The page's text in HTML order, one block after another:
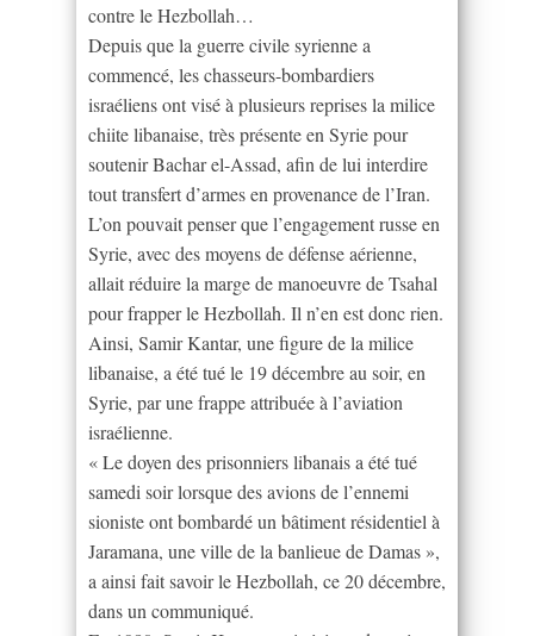
contre le Hezbollah…
Depuis que la guerre civile syrienne a
commencé, les chasseurs-bombardiers
israéliens ont visé à plusieurs reprises la milice
chiite libanaise, très présente en Syrie pour
soutenir Bachar el-Assad, afin de lui interdire
tout transfert d’armes en provenance de l’Iran.
L’on pouvait penser que l’engagement russe en
Syrie, avec des moyens de défense aérienne,
allait réduire la marge de manoeuvre de Tsahal
pour frapper le Hezbollah. Il n’en est donc rien.
Ainsi, Samir Kantar, une figure de la milice
libanaise, a été tué le 19 décembre au soir, en
Syrie, par une frappe attribuée à l’aviation
israélienne.
« Le doyen des prisonniers libanais a été tué
samedi soir lorsque des avions de l’ennemi
sioniste ont bombardé un bâtiment résidentiel à
Jaramana, une ville de la banlieue de Damas »,
a ainsi fait savoir le Hezbollah, ce 20 décembre,
dans un communiqué.